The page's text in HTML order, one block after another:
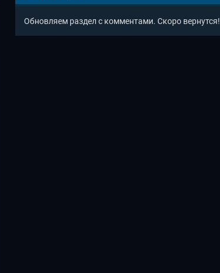
Обновляем раздел с комментами. Скоро вернутся!